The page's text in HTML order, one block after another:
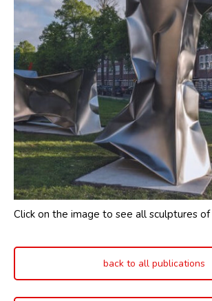
Click on the image to see all sculptures of
back to all publications